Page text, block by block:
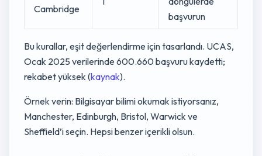
Cambridge
başvurun
Bu kurallar, eşit değerlendirme için tasarlandı. UCAS,
Ocak 2025 verilerinde 600.660 başvuru kaydetti;
rekabet yüksek (kaynak).
Örnek verin: Bilgisayar bilimi okumak istiyorsanız,
Manchester, Edinburgh, Bristol, Warwick ve
Sheffield’i seçin. Hepsi benzer içerikli olsun.